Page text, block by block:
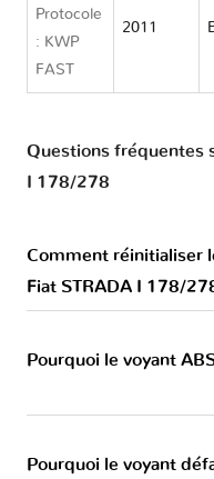
Protocole
: KWP
FAST
2011
Questions fréquentes
I 178/278
Comment réinitialiser
Fiat STRADA I 178/
Pourquoi le voyant
Pourquoi le voyant